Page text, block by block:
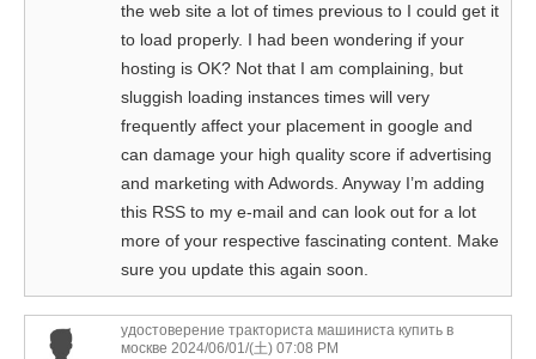
the web site a lot of times previous to I could get it
to load properly. I had been wondering if your
hosting is OK? Not that I am complaining, but
sluggish loading instances times will very
frequently affect your placement in google and
can damage your high quality score if advertising
and marketing with Adwords. Anyway I’m adding
this RSS to my e-mail and can look out for a lot
more of your respective fascinating content. Make
sure you update this again soon.
удостоверение тракториста машиниста купить в
москве 2024/06/01/(土) 07:08 PM